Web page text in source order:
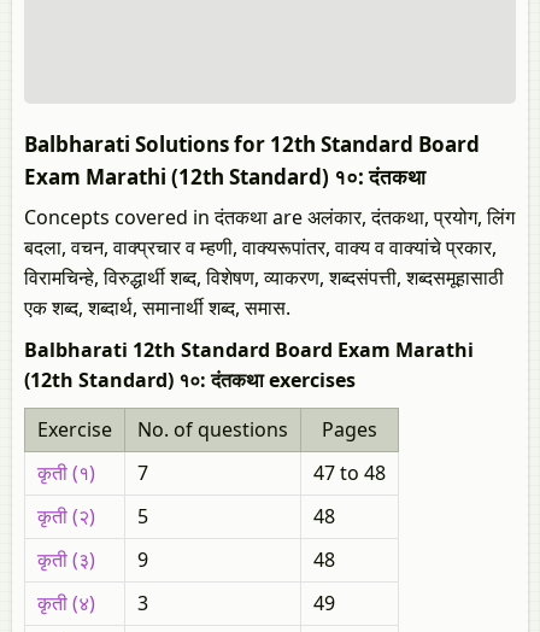
Balbharati Solutions for 12th Standard Board
Exam Marathi (12th Standard) १०: दंतकथा
Concepts covered in दंतकथा are अलंकार, दंतकथा, प्रयोग, लिंग
बदला, वचन, वाक्प्रचार व म्हणी, वाक्यरूपांतर, वाक्य व वाक्यांचे प्रकार,
विरामचिन्हे, विरुद्धार्थी शब्द, विशेषण, व्याकरण, शब्दसंपत्ती, शब्दसमूहासाठी
एक शब्द, शब्दार्थ, समानार्थी शब्द, समास.
Balbharati 12th Standard Board Exam Marathi
(12th Standard) १०: दंतकथा exercises
Exercise
No. of questions
Pages
कृती (१)
7
47 to 48
कृती (२)
5
48
कृती (३)
9
48
कृती (४)
3
49